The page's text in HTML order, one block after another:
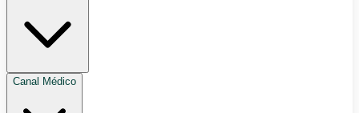
Canal Médico